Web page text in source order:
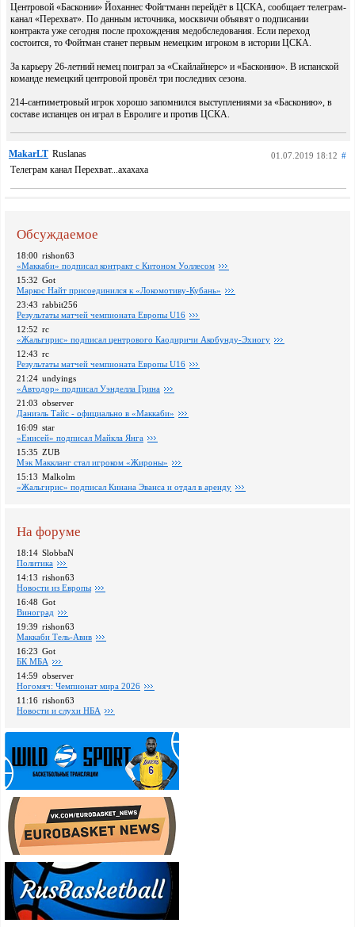
Центровой «Басконии» Йоханнес Фойгтманн перейдёт в ЦСКА, сообщает телеграм-
канал «Перехват». По данным источника, москвичи объявят о подписании
контракта уже сегодня после прохождения медобследования. Если переход
состоится, то Фойтман станет первым немецким игроком в истории ЦСКА.
За карьеру 26-летний немец поиграл за «Скайлайнерс» и «Басконию». В испанской
команде немецкий центровой провёл три последних сезона.
214-сантиметровый игрок хорошо запомнился выступлениями за «Басконию», в
составе испанцев он играл в Евролиге и против ЦСКА.
MakarLT Ruslanas 01.07.2019 18:12 #
Телеграм канал Перехват...ахахаха
Обсуждаемое
18:00 rishon63
«Маккаби» подписал контракт с Китоном Уоллесом
15:32 Got
Маркос Найт присоединился к «Локомотиву-Кубань»
23:43 rabbit256
Pезультаты матчей чемпионата Европы U16
12:52 rc
«Жальгирис» подписал центрового Каодиричи Акобунду-Эхиогу
12:43 rc
Pезультаты матчей чемпионата Европы U16
21:24 undyings
«Автодор» подписал Уэнделла Грина
21:03 observer
Даниэль Тайс - официально в «Маккаби»
16:09 star
«Енисей» подписал Майкла Янга
15:35 ZUB
Мэк Маккланг стал игроком «Жироны»
15:13 Malkolm
«Жальгирис» подписал Кинана Эванса и отдал в аренду
На форуме
18:14 SlobbaN
Политика
14:13 rishon63
Новости из Европы
16:48 Got
Виноград
19:39 rishon63
Маккаби Тель-Авив
16:23 Got
БК МБА
14:59 observer
Ногомяч: Чемпионат мира 2026
11:16 rishon63
Новости и слухи НБА